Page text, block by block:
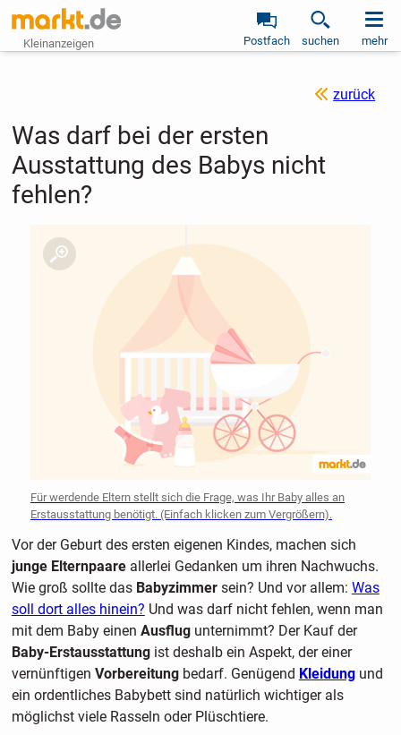
Kleinanzeigen Postfach suchen mehr
zurück
Was darf bei der ersten
Ausstattung des Babys nicht
fehlen?
Für werdende Eltern stellt sich die Frage, was Ihr Baby alles an
Erstausstattung benötigt. (Einfach klicken zum Vergrößern).
Vor der Geburt des ersten eigenen Kindes, machen sich
junge Elternpaareallerlei Gedanken um ihren Nachwuchs.
Wie groß sollte das Babyzimmersein? Und vor allem: Was
soll dort alles hinein? Und was darf nicht fehlen, wenn man
mit dem Baby einen Ausflugunternimmt? Der Kauf der
Baby-Erstausstattungist deshalb ein Aspekt, der einer
vernünftigen Vorbereitungbedarf. Genügend Kleidungund
ein ordentliches Babybett sind natürlich wichtiger als
möglichst viele Rasseln oder Plüschtiere.